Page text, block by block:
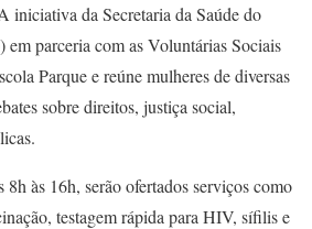
iniciativa da Secretaria da Saúde do
em parceria com as Voluntárias Sociais
Parque e reúne mulheres de diversas
sobre direitos, justiça social,
8h às 16h, serão ofertados serviços como
testagem rápida para HIV, sífilis e